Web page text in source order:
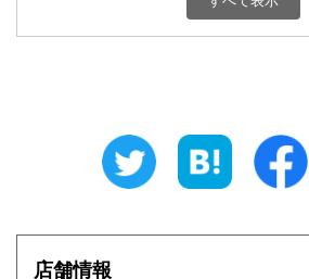
800円 三重県
大阪府
店舗情報